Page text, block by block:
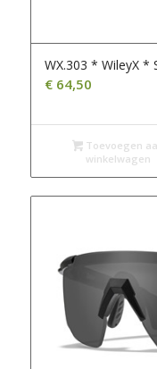
WX.303 * WileyX *
€64,50
Toevoegen
winkelwagen